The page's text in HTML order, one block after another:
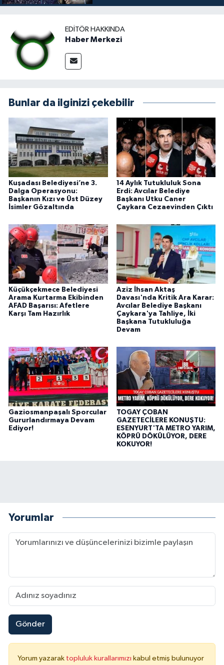
EDITÖR HAKKINDA
Haber Merkezi
Bunlar da ilginizi çekebilir
Kuşadası Belediyesi’ne 3.
Dalga Operasyonu:
Başkanın Kızı ve Üst Düzey
İsimler Gözaltında
14 Aylık Tutukluluk Sona
Erdi: Avcılar Belediye
Başkanı Utku Caner
Çaykara Cezaevinden Çıktı
Küçükçekmece Belediyesi
Arama Kurtarma Ekibinden
AFAD Başarısı: Afetlere
Karşı Tam Hazırlık
Aziz İhsan Aktaş
Davası'nda Kritik Ara Karar:
Avcılar Belediye Başkanı
Çaykara'ya Tahliye, İki
Başkana Tutukluluğa
Devam
Gaziosmanpaşalı Sporcular
Gururlandırmaya Devam
Ediyor!
TOGAY ÇOBAN
GAZETECİLERE KONUŞTU:
ESENYURT'TA METRO YARIM,
KÖPRÜ DÖKÜLÜYOR, DERE
KOKUYOR!
Yorumlar
Gönder
Yorum yazarak topluluk kurallarımızı kabul etmiş bulunuyor